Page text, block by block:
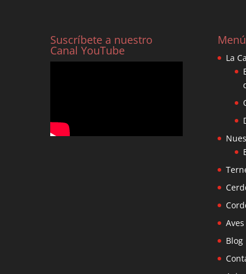
Suscríbete a nuestro
Canal YouTube
Menú
La
Aves
Blog